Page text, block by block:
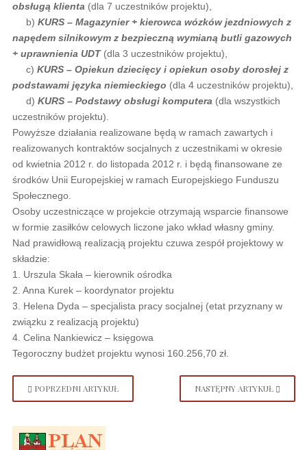
obsługą klienta (dla 7 uczestników projektu),
b) KURS – Magazynier + kierowca wózków jezdniowych z
napędem silnikowym z bezpieczną wymianą butli gazowych
+ uprawnienia UDT(dla 3 uczestników projektu),
c) KURS – Opiekun dziecięcy i opiekun osoby dorosłej z
podstawami języka niemieckiego (dla 4 uczestników projektu),
d) KURS – Podstawy obsługi komputera (dla wszystkich
uczestników projektu).
Powyższe działania realizowane będą w ramach zawartych i
realizowanych kontraktów socjalnych z uczestnikami w okresie
od kwietnia 2012 r. do listopada 2012 r. i będą finansowane ze
środków Unii Europejskiej w ramach Europejskiego Funduszu
Społecznego.
Osoby uczestniczące w projekcie otrzymają wsparcie finansowe
w formie zasiłków celowych liczone jako wkład własny gminy.
Nad prawidłową realizacją projektu czuwa zespół projektowy w
składzie:
1. Urszula Skała – kierownik ośrodka
2. Anna Kurek – koordynator projektu
3. Helena Dyda – specjalista pracy socjalnej (etat przyznany w
związku z realizacją projektu)
4. Celina Nankiewicz – księgowa
Tegoroczny budżet projektu wynosi 160.256,70 zł.
POPRZEDNI ARTYKUŁ NASTĘPNY ARTYKUŁ